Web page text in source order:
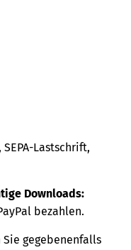
Lastschrift,
Downloads:
bezahlen.
gegebenenfalls